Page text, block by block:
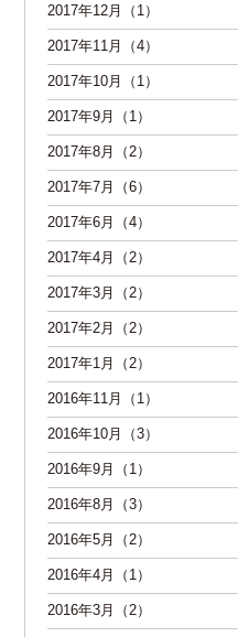
2017年12月（1）
2017年11月（4）
2017年10月（1）
2017年9月（1）
2017年8月（2）
2017年7月（6）
2017年6月（4）
2017年4月（2）
2017年3月（2）
2017年2月（2）
2017年1月（2）
2016年11月（1）
2016年10月（3）
2016年9月（1）
2016年8月（3）
2016年5月（2）
2016年4月（1）
2016年3月（2）